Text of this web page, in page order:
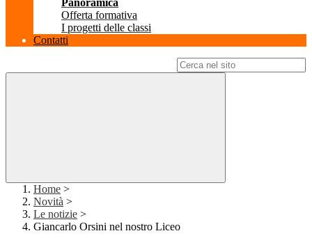
Panoramica
Offerta formativa
I progetti delle classi
Contatti
Home >
Novità >
Le notizie >
Giancarlo Orsini nel nostro Liceo